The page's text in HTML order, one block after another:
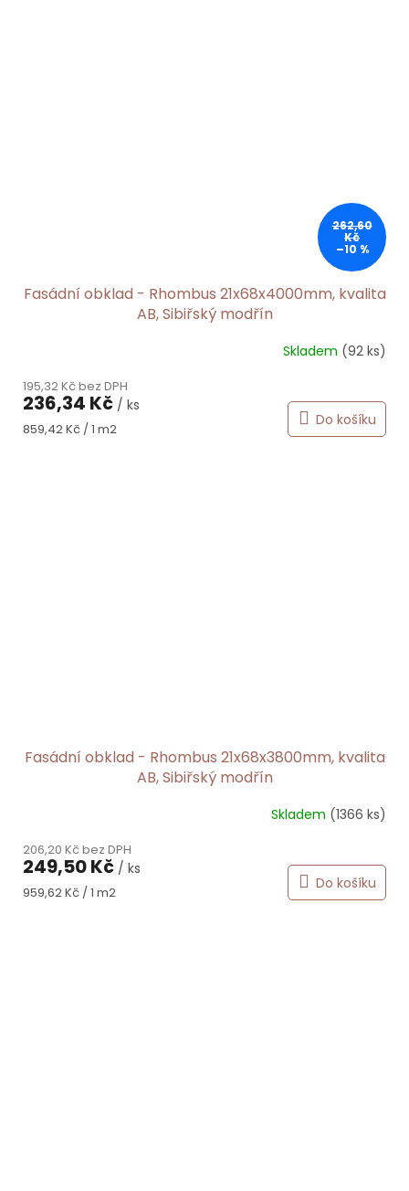
262,60
Kč
–10 %
Fasádní obklad - Rhombus 21x68x4000mm, kvalita
AB, Sibiřský modřín
produktu
je
5,0
Skladem (92 ks)
195,32 Kč bez DPH
236,34 Kč / ks
Měrná
859,42 Kč / 1 m2 Do košíku
Fasádní obklad - Rhombus 21x68x3800mm, kvalita
AB, Sibiřský modřín
Skladem (1366 ks)
206,20 Kč bez DPH
249,50 Kč / ks
Měrná
959,62 Kč / 1 m2 Do košíku